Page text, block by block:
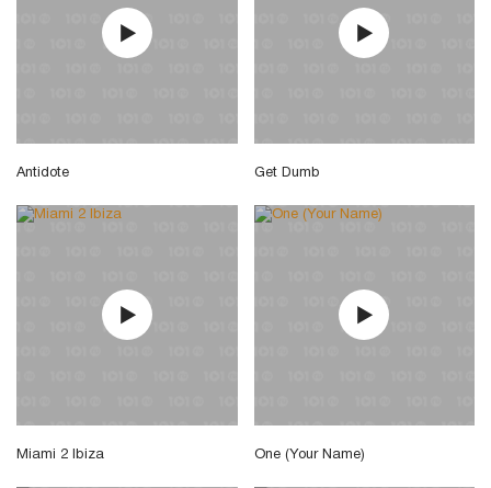
Antidote Get Dumb
Miami 2 Ibiza One (Your Name)